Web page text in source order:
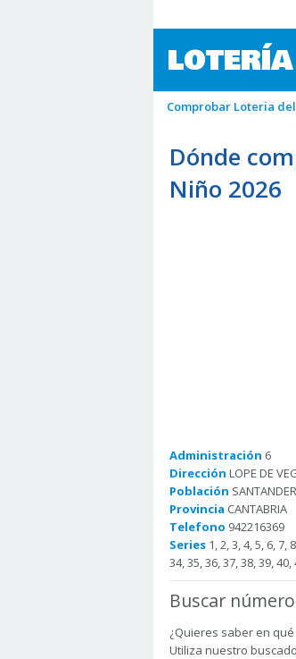
Comprobar Loteria
Dónde
Niño 2026
Administración 6
Dirección LOPE DE
Población SANTANDER
Provincia CANTABRIA
Telefono 942216369
Series 1, 2, 3, 4, 5, 6, 7,
34, 35, 36, 37, 38, 39,
Buscar
¿Quieres saber en
Utiliza nuestro